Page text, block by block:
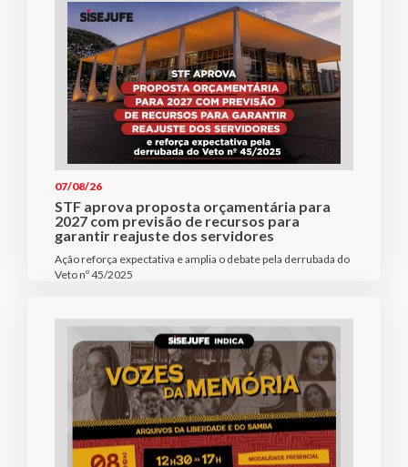
07/08/26
STF aprova proposta orçamentária para
2027 com previsão de recursos para
garantir reajuste dos servidores
Ação reforça expectativa e amplia o debate pela derrubada do
Veto nº 45/2025